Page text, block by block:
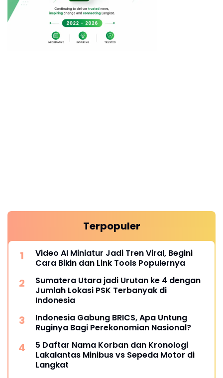
Terpopuler
Video AI Miniatur Jadi Tren Viral, Begini
Cara Bikin dan Link Tools Populernya
Sumatera Utara jadi Urutan ke 4 dengan
Jumlah Lokasi PSK Terbanyak di
Indonesia
Indonesia Gabung BRICS, Apa Untung
Ruginya Bagi Perekonomian Nasional?
5 Daftar Nama Korban dan Kronologi
Lakalantas Minibus vs Sepeda Motor di
Langkat